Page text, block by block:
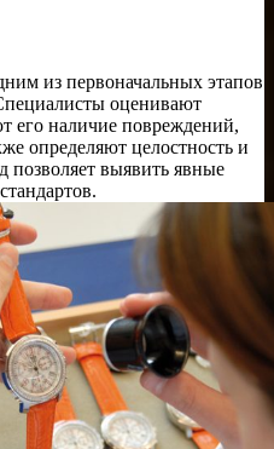
из первоначальных этапов
оценивают
его наличие повреждений,
определяют целостность и
позволяет выявить явные